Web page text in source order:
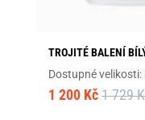
TROJITÉ BALENÍ
Dostupné velikosti:
1 200 Kč 1 729